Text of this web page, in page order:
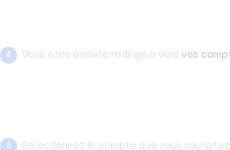
4 Vous êtes ensuite redirigé.e vers vos
5
Sélectionnez le compte que vous